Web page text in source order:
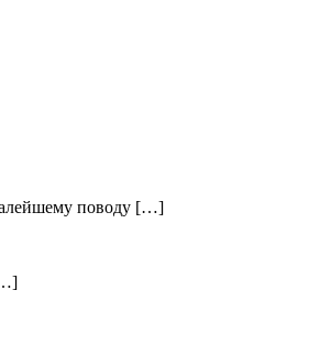
поводу […]